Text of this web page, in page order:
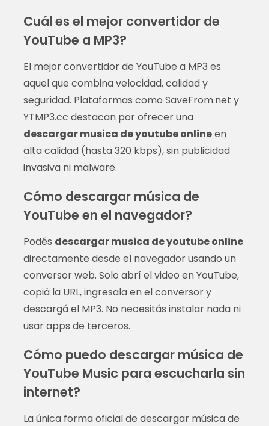
Cuál es el mejor convertidor de
YouTube a MP3?
El mejor convertidor de YouTube a MP3 es
aquel que combina velocidad, calidad y
seguridad. Plataformas como SaveFrom.net y
YTMP3.cc destacan por ofrecer una
descargar musica de youtube onlineen
alta calidad (hasta 320 kbps), sin publicidad
invasiva ni malware.
Cómo descargar música de
YouTube en el navegador?
Podés descargar musica de youtube online
directamente desde el navegador usando un
conversor web. Solo abrí el video en YouTube,
copiá la URL, ingresala en el conversor y
descargá el MP3. No necesitás instalar nada ni
usar apps de terceros.
Cómo puedo descargar música de
YouTube Music para escucharla sin
internet?
La única forma oficial de descargar música de